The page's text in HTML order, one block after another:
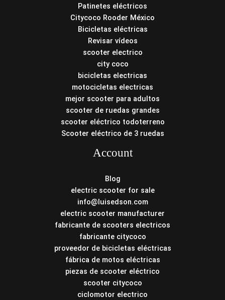
Patinetes eléctricos
Citycoco Rooder México
Bicicletas eléctricas
Revisar vídeos
scooter electrico
city coco
bicicletas electricas
motocicletas electricas
mejor scooter para adultos
scooter de ruedas grandes
scooter eléctrico todoterreno
Scooter eléctrico de 3 ruedas
Account
Blog
electric scooter for sale
info@luisedson.com
electric scooter manufacturer
fabricante de scooters electricos
fabricante citycoco
proveedor de bicicletas eléctricas
fábrica de motos eléctricas
piezas de scooter eléctrico
scooter citycoco
ciclomotor electrico